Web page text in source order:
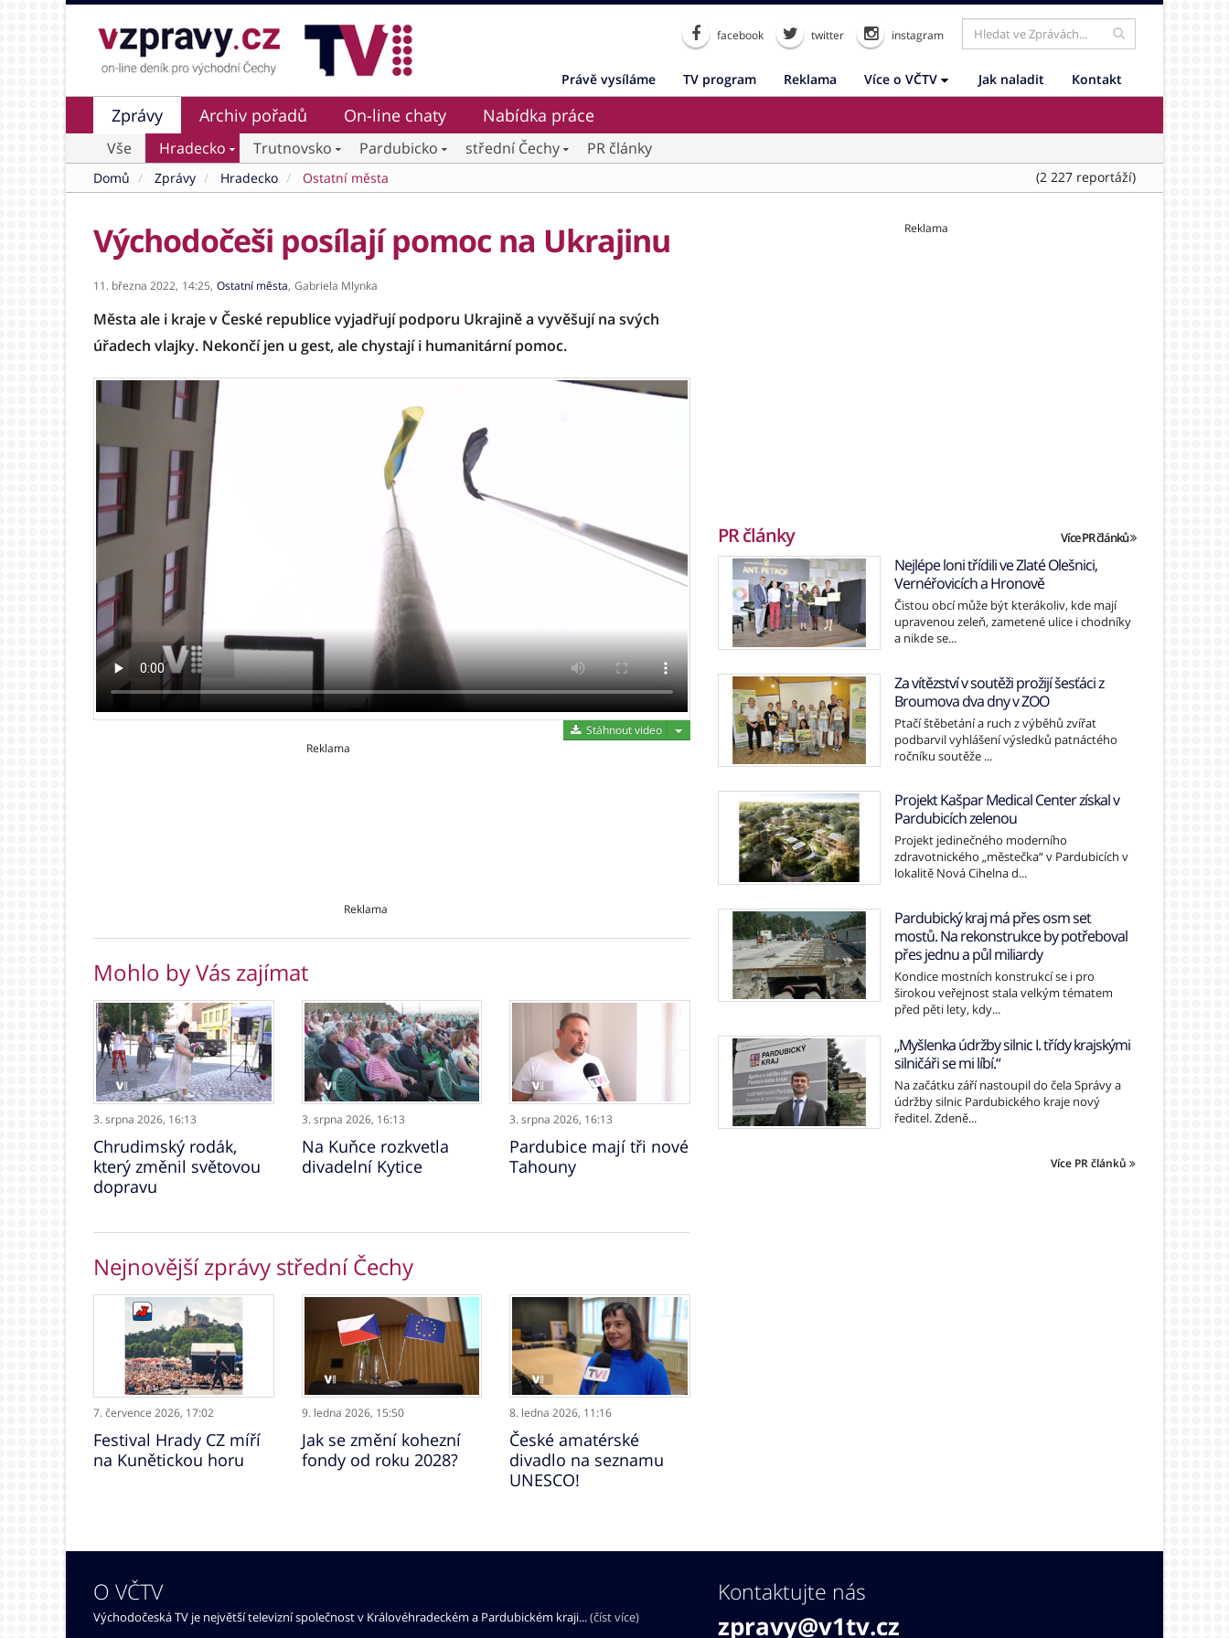
facebook twitter instagram
Právě vysíláme TV program Reklama Více o VČTV Jak naladit Kontakt
Zprávy Archiv pořadů On-line chaty Nabídka práce
Vše Hradecko Trutnovsko Pardubicko střední Čechy PR články
(2 227 reportáží)
Domů Zprávy Hradecko Ostatní města
Východočeši posílají pomoc na Ukrajinu
11. března 2022, 14:25, Ostatní města, Gabriela Mlynka
Města ale i kraje v České republice vyjadřují podporu Ukrajině a vyvěšují na svých
úřadech vlajky. Nekončí jen u gest, ale chystají i humanitární pomoc.
Stáhnout video
Stáhnout video
Reklama
Reklama
Mohlo by Vás zajímat
3. srpna 2026, 16:13
Chrudimský rodák,
který změnil světovou
dopravu
3. srpna 2026, 16:13
Na Kuňce rozkvetla
divadelní Kytice
3. srpna 2026, 16:13
Pardubice mají tři nové
Tahouny
Nejnovější zprávy střední Čechy
7. července 2026, 17:02
Festival Hrady CZ míří
na Kunětickou horu
9. ledna 2026, 15:50
Jak se změní kohezní
fondy od roku 2028?
8. ledna 2026, 11:16
České amatérské
divadlo na seznamu
UNESCO!
Reklama
PR články Více PR článků
Nejlépe loni třídili ve Zlaté Olešnici,
Vernéřovicích a Hronově
Čistou obcí může být kterákoliv, kde mají
upravenou zeleň, zametené ulice i chodníky
a nikde se...
Za vítězství v soutěži prožijí šesťáci z
Broumova dva dny v ZOO
Ptačí štěbetání a ruch z výběhů zvířat
podbarvil vyhlášení výsledků patnáctého
ročníku soutěže ...
Projekt Kašpar Medical Center získal v
Pardubicích zelenou
Projekt jedinečného moderního
zdravotnického „městečka“ v Pardubicích v
lokalitě Nová Cihelna d...
Pardubický kraj má přes osm set
mostů. Na rekonstrukce by potřeboval
přes jednu a půl miliardy
Kondice mostních konstrukcí se i pro
širokou veřejnost stala velkým tématem
před pěti lety, kdy...
„Myšlenka údržby silnic I. třídy krajskými
silničáři se mi líbí.“
Na začátku září nastoupil do čela Správy a
údržby silnic Pardubického kraje nový
ředitel. Zdeně...
Více PR článků
O VČTV
Východočeská TV je největší televizní společnost v Královéhradeckém a Pardubickém kraji...(číst více)
Kontaktujte nás
zpravy@v1tv.cz